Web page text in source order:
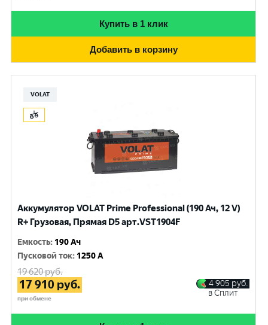
Купить в 1 клик
Добавить в корзину
VOLAT
Аккумулятор VOLAT Prime Professional (190 Ач, 12 V)
R+ Грузовая, Прямая D5 арт.VST1904F
Емкость: 190 Ач
Пусковой ток: 1250 A
19 620руб.
17 910 руб.
при обмене
4 905 руб.
в Сплит